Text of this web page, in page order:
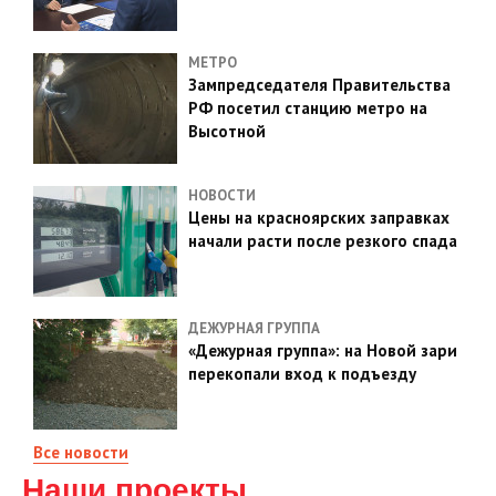
МЕТРО
Зампредседателя Правительства
РФ посетил станцию метро на
Высотной
НОВОСТИ
Цены на красноярских заправках
начали расти после резкого спада
ДЕЖУРНАЯ ГРУППА
«Дежурная группа»: на Новой зари
перекопали вход к подъезду
Все новости